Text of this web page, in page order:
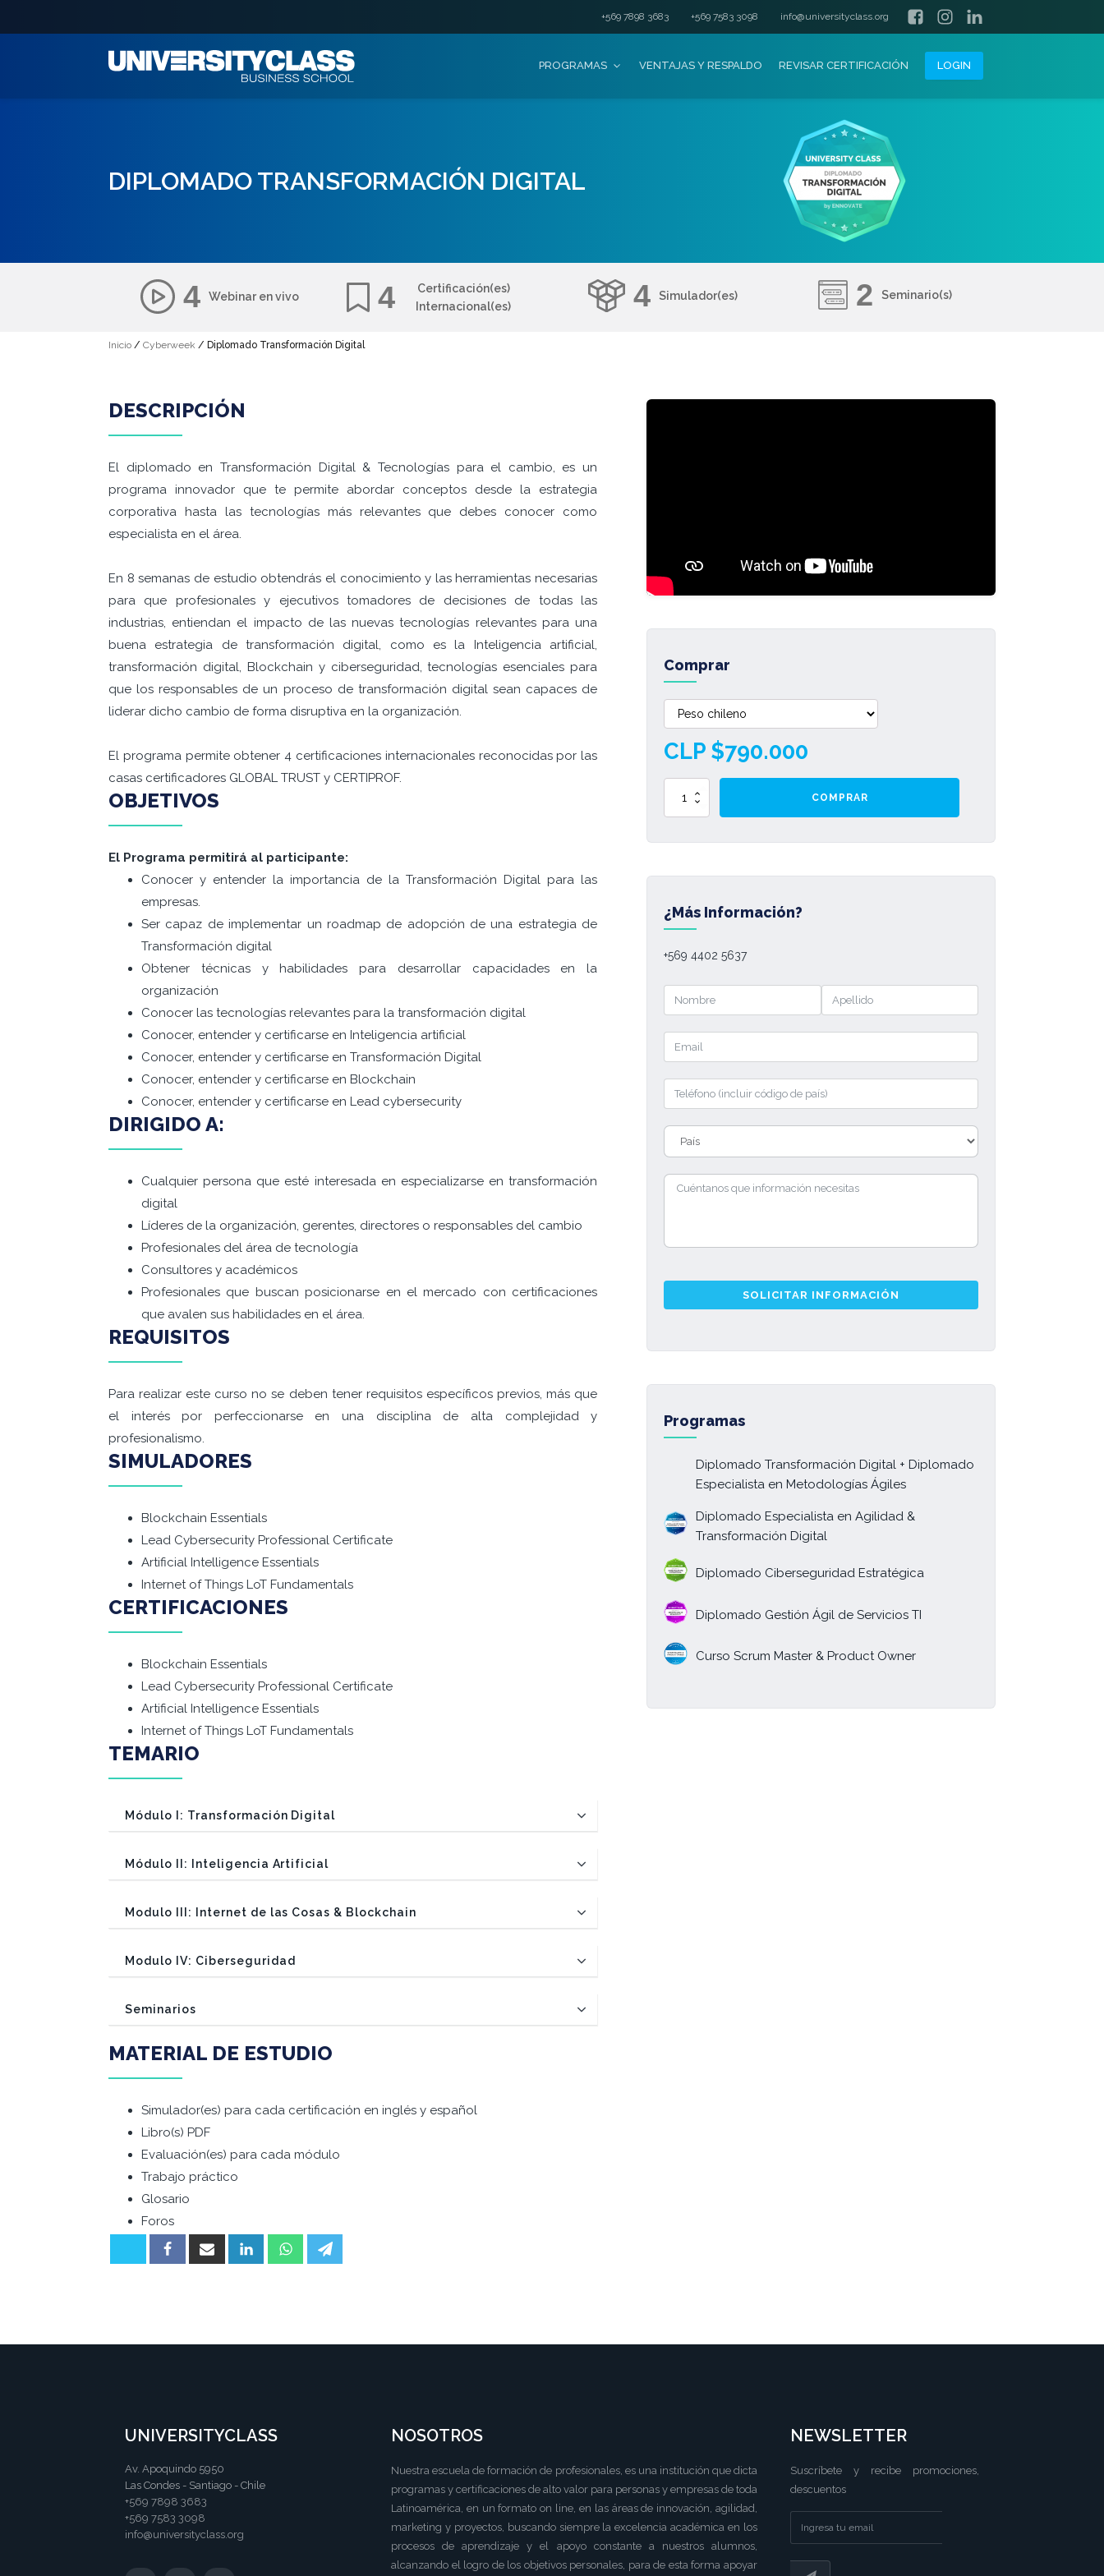
+569 7898 3683 +569 7583 3098 info@universityclass.org
PROGRAMAS VENTAJAS Y RESPALDO REVISAR CERTIFICACIÓN LOGIN
DIPLOMADO TRANSFORMACIÓN DIGITAL
4 Webinar en vivo 4
Certificación(es)
Internacional(es)
4 Simulador(es) 2 Seminario(s)
Inicio / Cyberweek / Diplomado Transformación Digital
DESCRIPCIÓN
El diplomado en Transformación Digital & Tecnologías para el cambio, es un
programa innovador que te permite abordar conceptos desde la estrategia
corporativa hasta las tecnologías más relevantes que debes conocer como
especialista en el área.
En 8 semanas de estudio obtendrás el conocimiento y las herramientas necesarias
para que profesionales y ejecutivos tomadores de decisiones de todas las
industrias, entiendan el impacto de las nuevas tecnologías relevantes para una
buena estrategia de transformación digital, como es la Inteligencia artificial,
transformación digital, Blockchain y ciberseguridad, tecnologías esenciales para
que los responsables de un proceso de transformación digital sean capaces de
liderar dicho cambio de forma disruptiva en la organización.
El programa permite obtener 4 certificaciones internacionales reconocidas por las
casas certificadores GLOBAL TRUST y CERTIPROF.
OBJETIVOS
El Programa permitirá al participante:
Conocer y entender la importancia de la Transformación Digital para las
empresas.
Ser capaz de implementar un roadmap de adopción de una estrategia de
Transformación digital
Obtener técnicas y habilidades para desarrollar capacidades en la
organización
Conocer las tecnologías relevantes para la transformación digital
Conocer, entender y certificarse en Inteligencia artificial
Conocer, entender y certificarse en Transformación Digital
Conocer, entender y certificarse en Blockchain
Conocer, entender y certificarse en Lead cybersecurity
DIRIGIDO A:
Cualquier persona que esté interesada en especializarse en transformación
digital
Líderes de la organización, gerentes, directores o responsables del cambio
Profesionales del área de tecnología
Consultores y académicos
Profesionales que buscan posicionarse en el mercado con certificaciones
que avalen sus habilidades en el área.
REQUISITOS
Para realizar este curso no se deben tener requisitos específicos previos, más que
el interés por perfeccionarse en una disciplina de alta complejidad y
profesionalismo.
SIMULADORES
Blockchain Essentials
Lead Cybersecurity Professional Certificate
Artificial Intelligence Essentials
Internet of Things LoT Fundamentals
CERTIFICACIONES
Blockchain Essentials
Lead Cybersecurity Professional Certificate
Artificial Intelligence Essentials
Internet of Things LoT Fundamentals
TEMARIO
Módulo I: Transformación Digital
Módulo II: Inteligencia Artificial
Modulo III: Internet de las Cosas & Blockchain
Modulo IV: Ciberseguridad
Seminarios
MATERIAL DE ESTUDIO
Simulador(es) para cada certificación en inglés y español
Libro(s) PDF
Evaluación(es) para cada módulo
Trabajo práctico
Glosario
Foros
Comprar
CLP $790.000
Diplomado
COMPRAR
¿Más Información?
+569 4402 5637
SOLICITAR INFORMACIÓN
Programas
Diplomado Transformación Digital + Diplomado
Especialista en Metodologías Ágiles
Diplomado Especialista en Agilidad &
Transformación Digital
Diplomado Ciberseguridad Estratégica
Diplomado Gestión Ágil de Servicios TI
Curso Scrum Master & Product Owner
UNIVERSITYCLASS
Av. Apoquindo 5950
Las Condes - Santiago - Chile
+569 7898 3683
+569 7583 3098
info@universityclass.org
NOSOTROS
Nuestra escuela de formación de profesionales, es una institución que dicta
programas y certificaciones de alto valor para personas y empresas de toda
Latinoamérica, en un formato on line, en las áreas de innovación, agilidad,
marketing y proyectos, buscando siempre la excelencia académica en los
procesos de aprendizaje y el apoyo constante a nuestros alumnos,
alcanzando el logro de los objetivos personales, para de esta forma apoyar
NEWSLETTER
Suscríbete y recibe promociones,
descuentos